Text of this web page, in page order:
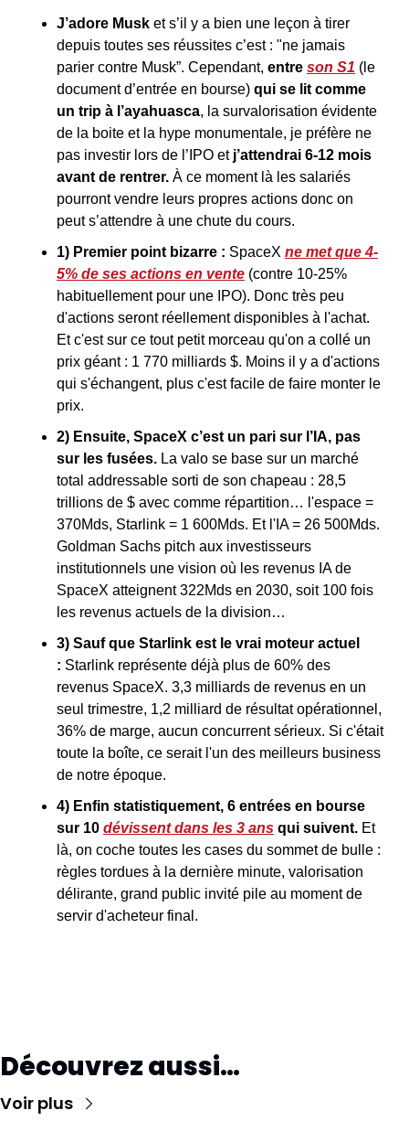
J’adore Musk et s’il y a bien une leçon à tirer
depuis toutes ses réussites c’est : "ne jamais
parier contre Musk”. Cependant, entre son S1 (le
document d’entrée en bourse) qui se lit comme
un trip à l’ayahuasca, la survalorisation évidente
de la boite et la hype monumentale, je préfère ne
pas investir lors de l’IPO et j’attendrai 6-12 mois
avant de rentrer. À ce moment là les salariés
pourront vendre leurs propres actions donc on
peut s’attendre à une chute du cours.
1) Premier point bizarre : SpaceX ne met que 4-
5% de ses actions en vente (contre 10-25%
habituellement pour une IPO). Donc très peu
d'actions seront réellement disponibles à l'achat.
Et c'est sur ce tout petit morceau qu'on a collé un
prix géant : 1 770 milliards $. Moins il y a d'actions
qui s'échangent, plus c'est facile de faire monter le
prix.
2) Ensuite, SpaceX c’est un pari sur l’IA, pas
sur les fusées. La valo se base sur un marché
total addressable sorti de son chapeau : 28,5
trillions de $ avec comme répartition… l'espace =
370Mds, Starlink = 1 600Mds. Et l'IA = 26 500Mds.
Goldman Sachs pitch aux investisseurs
institutionnels une vision où les revenus IA de
SpaceX atteignent 322Mds en 2030, soit 100 fois
les revenus actuels de la division…
3) Sauf que Starlink est le vrai moteur actuel
: Starlink représente déjà plus de 60% des
revenus SpaceX. 3,3 milliards de revenus en un
seul trimestre, 1,2 milliard de résultat opérationnel,
36% de marge, aucun concurrent sérieux. Si c'était
toute la boîte, ce serait l'un des meilleurs business
de notre époque.
4) Enfin statistiquement, 6 entrées en bourse
sur 10 dévissent dans les 3 ans qui suivent. Et
là, on coche toutes les cases du sommet de bulle :
règles tordues à la dernière minute, valorisation
délirante, grand public invité pile au moment de
servir d'acheteur final.
Découvrez aussi…
Voir plus